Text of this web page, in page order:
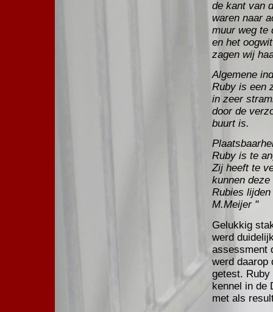
de kant van
waren naar
muur weg te
en het
zagen wij
Algemene
Ruby is een
in zeer
door de
buurt is.
Ruby is te
Zij heeft te
kunnen
Rubies
M.Meijer "
Gelukkig
werd
assessment
werd daarop
getest. Ruby
kennel in de
met als